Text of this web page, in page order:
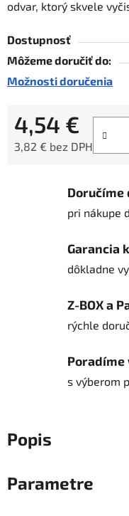
odvar, ktorý skvele
Dostupnosť
Môžeme doručiť do:
Možnosti doručenia
4,54 €
3,82 € bez DPH
Doručíme
pri nákupe
Garancia
dôkladne
Z-BOX a
rýchle
Poradíme
s výberom
Popis
Parametre